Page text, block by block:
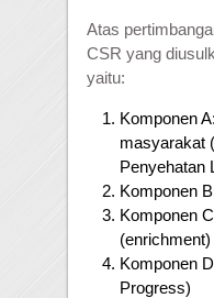
Atas
CSR yang
yaitu:
Komponen
masyarakat
Penyehatan
Komponen
Komponen
Komponen
Progress)